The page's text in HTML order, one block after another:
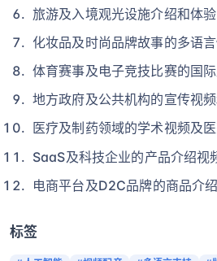
旅游及入境观光设施介绍和体
化妆品及时尚品牌故事的多语
体育赛事及电子竞技比赛的国
地方政府及公共机构的宣传视
医疗及制药领域的学术视频及
SaaS及科技企业的产品介绍视
电商平台及D2C品牌的商品介
标签